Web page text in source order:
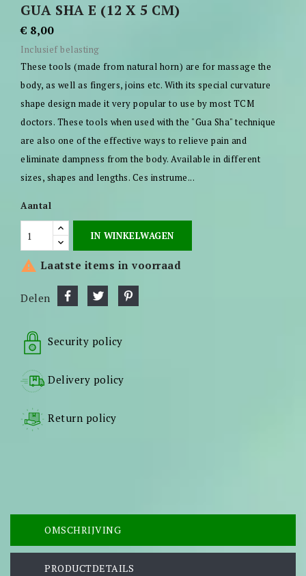
GUA SHA E (12 X 5 CM)
€ 8,00
Inclusief belasting
These tools (made from natural horn) are for massage the
body, as well as fingers, joins etc. With its special curvature
shape design made it very popular to use by most TCM
doctors. These tools when used with the "Gua Sha" technique
are also one of the effective ways to relieve pain and
eliminate dampness from the body. Available in different
sizes, shapes and lengths. Ces instrume...
Aantal
IN WINKELWAGEN
 Laatste items in voorraad
Delen
Security policy
Delivery policy
Return policy
OMSCHRIJVING
PRODUCTDETAILS